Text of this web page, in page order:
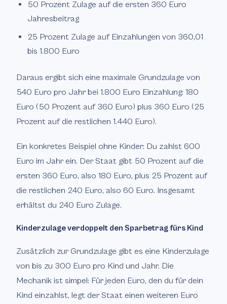
50 Prozent Zulage auf die ersten 360 Euro
Jahresbeitrag
25 Prozent Zulage auf Einzahlungen von 360,01
bis 1.800 Euro
Daraus ergibt sich eine maximale Grundzulage von
540 Euro pro Jahr bei 1.800 Euro Einzahlung: 180
Euro (50 Prozent auf 360 Euro) plus 360 Euro (25
Prozent auf die restlichen 1.440 Euro).
Ein konkretes Beispiel ohne Kinder: Du zahlst 600
Euro im Jahr ein. Der Staat gibt 50 Prozent auf die
ersten 360 Euro, also 180 Euro, plus 25 Prozent auf
die restlichen 240 Euro, also 60 Euro. Insgesamt
erhältst du 240 Euro Zulage.
Kinderzulage verdoppelt den Sparbetrag fürs Kind
Zusätzlich zur Grundzulage gibt es eine Kinderzulage
von bis zu 300 Euro pro Kind und Jahr. Die
Mechanik ist simpel: Für jeden Euro, den du für dein
Kind einzahlst, legt der Staat einen weiteren Euro